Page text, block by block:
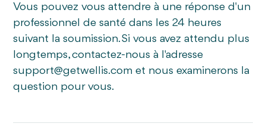
Vous pouvez vous attendre à une réponse d'un
professionnel de santé dans les 24 heures
suivant la soumission. Si vous avez attendu plus
longtemps, contactez-nous à l'adresse
support@getwellis.com et nous examinerons la
question pour vous.